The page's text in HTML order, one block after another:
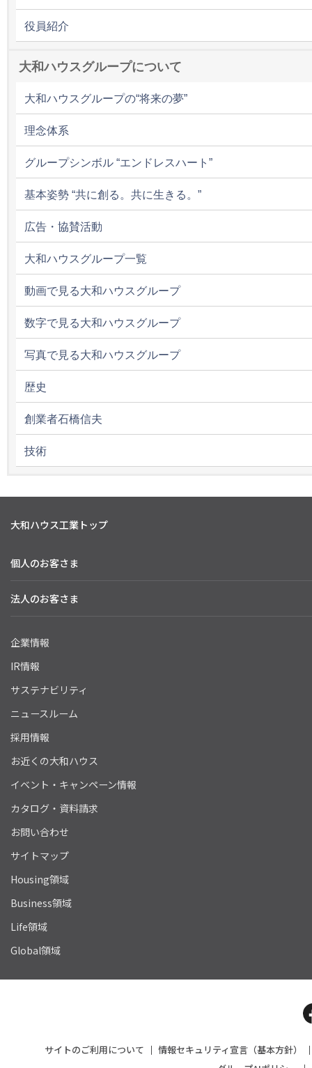
役員紹介
大和ハウスグループについて
大和ハウスグループの“将来の夢”
理念体系
グループシンボル “エンドレスハート”
基本姿勢 “共に創る。共に生きる。”
広告・協賛活動
大和ハウスグループ一覧
動画で見る大和ハウスグループ
数字で見る大和ハウスグループ
写真で見る大和ハウスグループ
歴史
創業者石橋信夫
技術
大和ハウス工業トップ
個人のお客さま
法人のお客さま
企業情報
IR情報
サステナビリティ
ニュースルーム
採用情報
お近くの大和ハウス
イベント・キャンペーン情報
カタログ・資料請求
お問い合わせ
サイトマップ
Housing領域
Business領域
Life領域
Global領域
サイトのご利用について
情報セキュリティ宣言（基本方針）